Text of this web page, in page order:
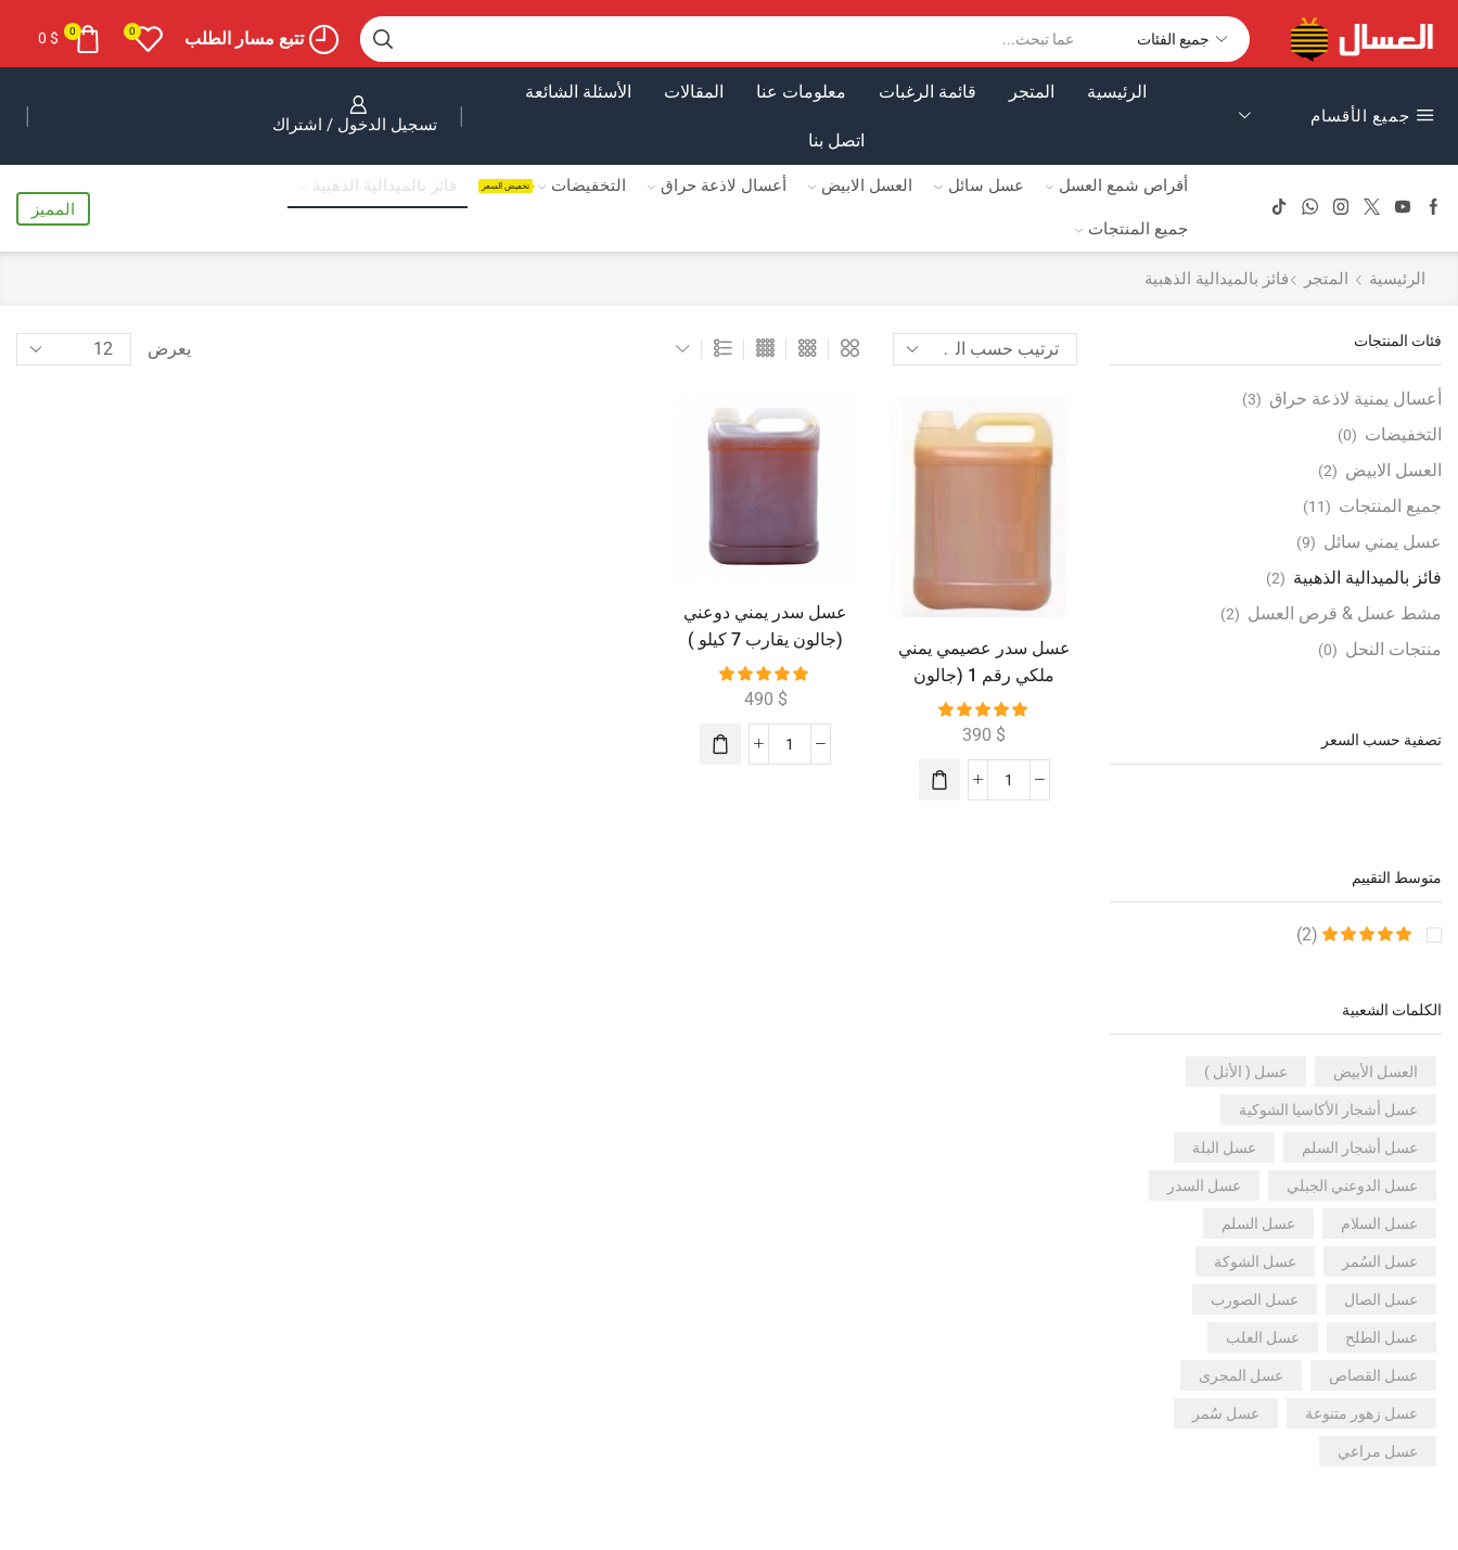
تتبع مسار الطلب 0
0
0 $
جميع الأقسام
الرئيسية المتجر قائمة الرغبات معلومات عنا المقالات الأسئلة الشائعة
اتصل بنا
تسجيل الدخول / اشتراك
أقراص شمع العسل عسل سائل العسل الابيض أعسال لاذعة حراق التخفيضات تخفيض السعر فائز بالميدالية الذهبية
جميع المنتجات
المميز
الرئيسية المتجر فائز بالميدالية الذهبية
يعرض
عسل سدر عصيمي يمني
ملكي رقم 1 (جالون
يقارب 7 كيلو )
390 $
عسل سدر يمني دوعني
(جالون يقارب 7 كيلو )
490 $
فئات المنتجات
أعسال يمنية لاذعة حراق (3)
التخفيضات (0)
العسل الابيض (2)
جميع المنتجات (11)
عسل يمني سائل (9)
فائز بالميدالية الذهبية (2)
مشط عسل & قرص العسل (2)
منتجات النحل (0)
تصفية حسب السعر
متوسط ال​​تقييم
(2)
الكلمات الشعبية
العسل الأبيض عسل ( الأثل )
عسل أشجار الأكاسيا الشوكية
عسل أشجار السلم عسل البلة
عسل الدوعني الجبلي عسل السدر
عسل السلام عسل السلم
عسل السُمر عسل الشوكة
عسل الصال عسل الصورب
عسل الطلح عسل العلب
عسل القصاص عسل المجرى
عسل زهور متنوعة عسل سُمر
عسل مراعي